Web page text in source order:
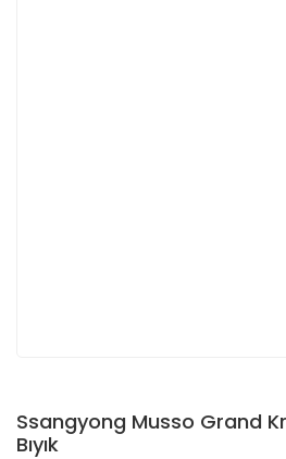
Ssangyong Musso Grand
Bıyık